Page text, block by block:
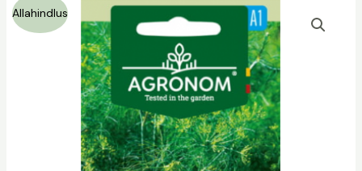
Allahindlus
Algne
hind
oli:
1,19 €.
Praegune
hind
on:
0,59 €.
Till
Common*6